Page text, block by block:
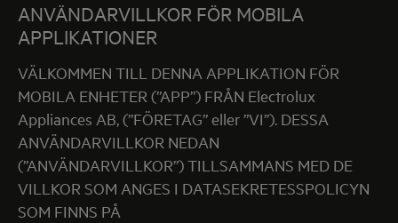
ANVÄNDARVILLKOR FÖR MOBILA
APPLIKATIONER
VÄLKOMMEN TILL DENNA APPLIKATION FÖR
MOBILA ENHETER (”APP”) FRÅN Electrolux
Appliances AB, (”FÖRETAG” eller ”VI”). DESSA
ANVÄNDARVILLKOR NEDAN
(”ANVÄNDARVILLKOR”) TILLSAMMANS MED DE
VILLKOR SOM ANGES I DATASEKRETESSPOLICYN
SOM FINNS PÅ